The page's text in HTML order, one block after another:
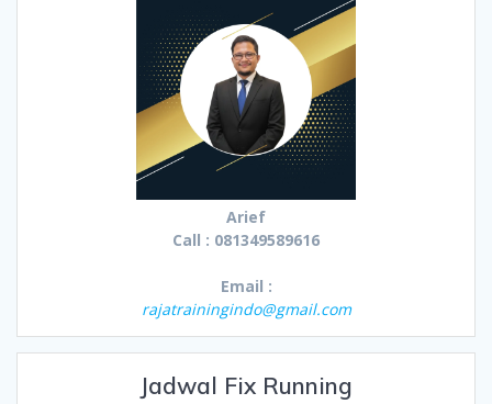
Arief
Call : 081349589616
Email :
rajatrainingindo@gmail.com
Jadwal Fix Running